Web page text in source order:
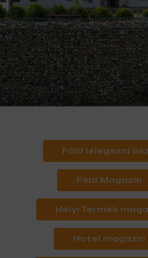
Föld lélegezni
Föld Magazin
Helyi Termék
Hotel magazin